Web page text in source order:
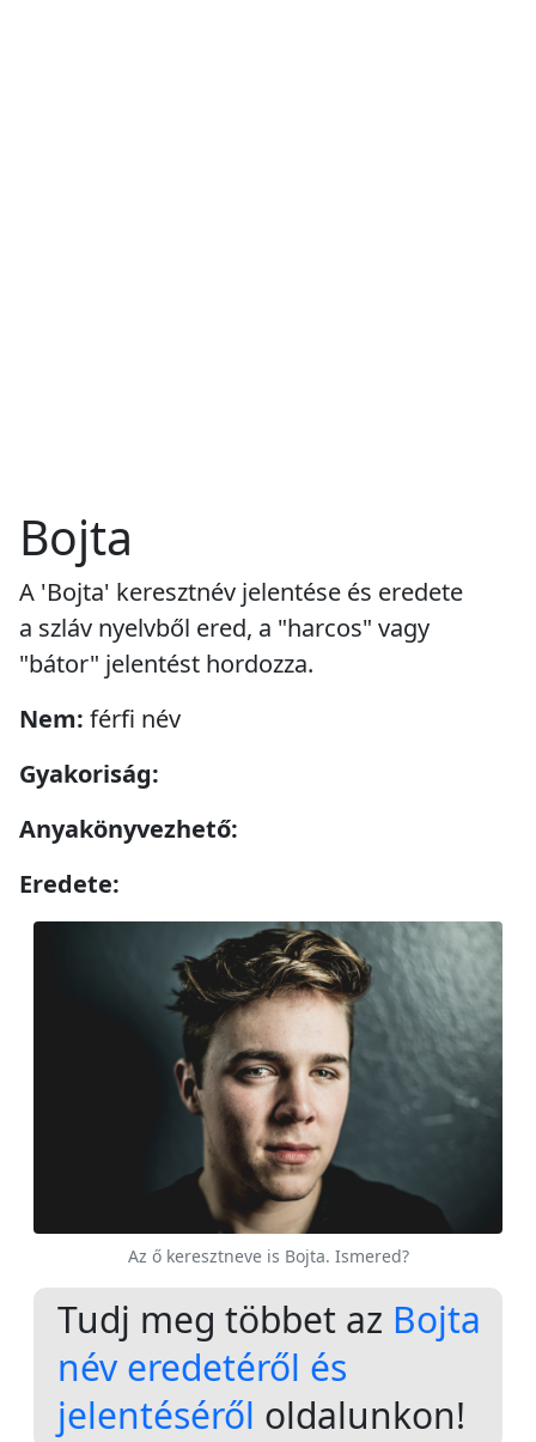
Bojta
A 'Bojta' keresztnév jelentése és eredete
a szláv nyelvből ered, a "harcos" vagy
"bátor" jelentést hordozza.
Nem: férfi név
Gyakoriság:
Anyakönyvezhető:
Eredete:
Az ő keresztneve is Bojta. Ismered?
Tudj meg többet az Bojta
név eredetéről és
jelentéséről oldalunkon!